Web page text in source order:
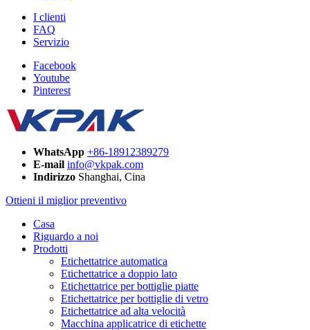
I clienti
FAQ
Servizio
Facebook
Youtube
Pinterest
WhatsApp +86-18912389279
E-mail info@vkpak.com
Indirizzo Shanghai, Cina
Ottieni il miglior preventivo
Casa
Riguardo a noi
Prodotti
Etichettatrice automatica
Etichettatrice a doppio lato
Etichettatrice per bottiglie piatte
Etichettatrice per bottiglie di vetro
Etichettatrice ad alta velocità
Macchina applicatrice di etichette